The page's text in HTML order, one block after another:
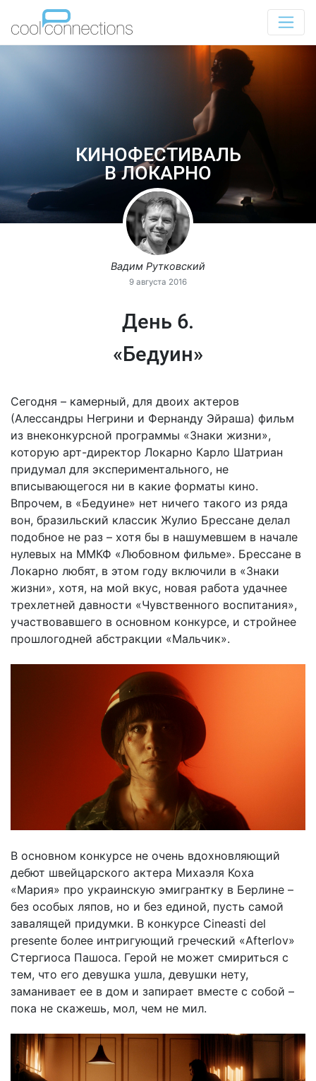
КИНОФЕСТИВАЛЬ
В ЛОКАРНО
Вадим Рутковский
9 августа 2016
День 6.
«Бедуин»
Сегодня – камерный, для двоих актеров
(Алессандры Негрини и Фернанду Эйраша) фильм
из внеконкурсной программы «Знаки жизни»,
которую арт-директор Локарно Карло Шатриан
придумал для экспериментального, не
вписывающегося ни в какие форматы кино.
Впрочем, в «Бедуине» нет ничего такого из ряда
вон, бразильский классик Жулио Брессане делал
подобное не раз – хотя бы в нашумевшем в начале
нулевых на ММКФ «Любовном фильме». Брессане в
Локарно любят, в этом году включили в «Знаки
жизни», хотя, на мой вкус, новая работа удачнее
трехлетней давности «Чувственного воспитания»,
участвовавшего в основном конкурсе, и стройнее
прошлогодней абстракции «Мальчик».
В основном конкурсе не очень вдохновляющий
дебют швейцарского актера Михаэля Коха
«Мария» про украинскую эмигрантку в Берлине –
без особых ляпов, но и без единой, пусть самой
завалящей придумки. В конкурсе Cineasti del
presente более интригующий греческий «Afterlov»
Стергиоса Пашоса. Герой не может смириться с
тем, что его девушка ушла, девушки нету,
заманивает ее в дом и запирает вместе с собой –
пока не скажешь, мол, чем не мил.